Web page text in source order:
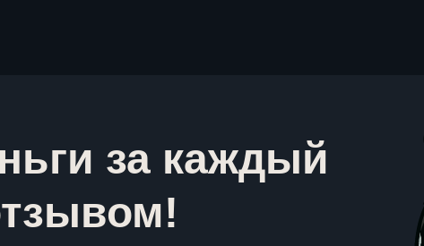
за каждый